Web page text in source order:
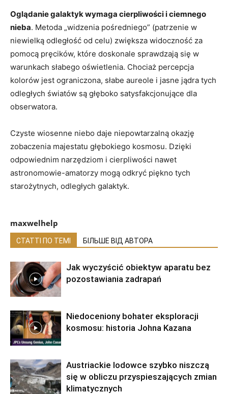
Oglądanie galaktyk wymaga cierpliwości i ciemnego
nieba. Metoda „widzenia pośredniego” (patrzenie w
niewielką odległość od celu) zwiększa widoczność za
pomocą pręcików, które doskonale sprawdzają się w
warunkach słabego oświetlenia. Chociaż percepcja
kolorów jest ograniczona, słabe aureole i jasne jądra tych
odległych światów są głęboko satysfakcjonujące dla
obserwatora.
Czyste wiosenne niebo daje niepowtarzalną okazję
zobaczenia majestatu głębokiego kosmosu. Dzięki
odpowiednim narzędziom i cierpliwości nawet
astronomowie-amatorzy mogą odkryć piękno tych
starożytnych, odległych galaktyk.
maxwelhelp
СТАТТІ ПО ТЕМІ БІЛЬШЕ ВІД АВТОРА
Jak wyczyścić obiektyw aparatu bez
pozostawiania zadrapań
Niedoceniony bohater eksploracji
kosmosu: historia Johna Kazana
Austriackie lodowce szybko niszczą
się w obliczu przyspieszających zmian
klimatycznych